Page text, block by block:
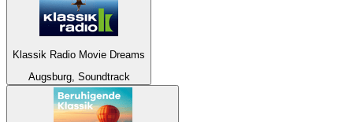
Klassik Radio Movie Dreams
Augsburg, Soundtrack